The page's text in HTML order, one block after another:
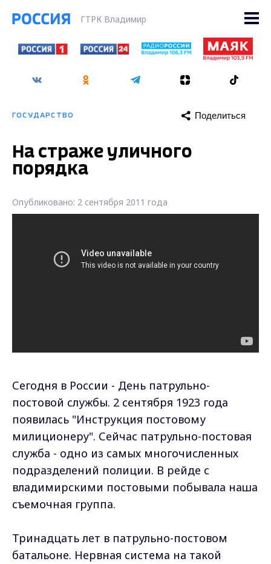
ГТРК Владимир
ГОСУДАРСТВО Поделиться
На страже уличного
порядка
Опубликовано: 2 сентября 2011 года
Сегодня в России - День патрульно-
постовой службы. 2 сентября 1923 года
появилась "Инструкция постовому
милиционеру". Сейчас патрульно-постовая
служба - одно из самых многочисленных
подразделений полиции. В рейде с
владимирскими постовыми побывала наша
съемочная группа.
Тринадцать лет в патрульно-постовом
батальоне. Нервная система на такой